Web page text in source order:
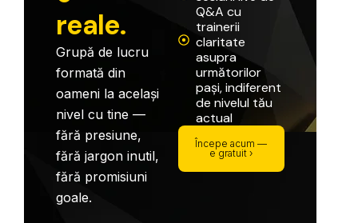
reale.
Grupă de lucru
formată din
oameni la același
nivel cu tine —
fără presiune,
fără jargon inutil,
fără promisiuni
goale.
Q&A cu
trainerii
claritate
asupra
următorilor
pași, indiferent
de nivelul tău
actual
Începe acum —
e gratuit ›